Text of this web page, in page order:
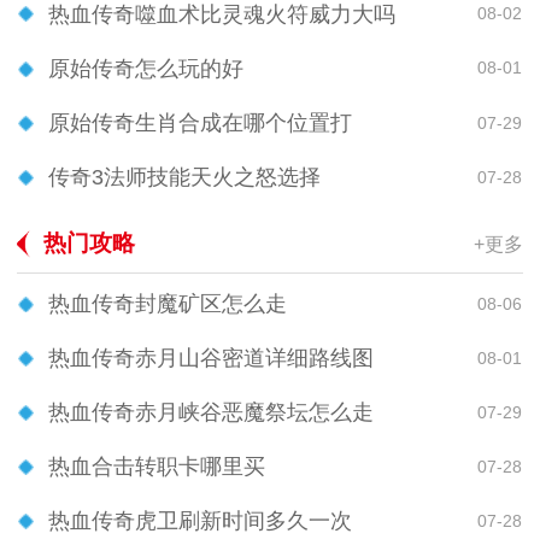
热血传奇噬血术比灵魂火符威力大吗 08-02
原始传奇怎么玩的好 08-01
原始传奇生肖合成在哪个位置打 07-29
传奇3法师技能天火之怒选择 07-28
热门攻略 +更多
热血传奇封魔矿区怎么走 08-06
热血传奇赤月山谷密道详细路线图 08-01
热血传奇赤月峡谷恶魔祭坛怎么走 07-29
热血合击转职卡哪里买 07-28
热血传奇虎卫刷新时间多久一次 07-28